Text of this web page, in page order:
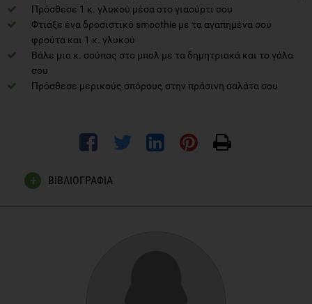
Πρόσθεσε 1 κ. γλυκού μέσα στο γιαούρτι σου
Φτιάξε ένα δροσιστικό smoothie με τα αγαπημένα σου
φρούτα και 1 κ. γλυκού
Βάλε μια κ. σούπας στο μπολ με τα δημητριακά και το γάλα
σου
Πρόσθεσε μερικούς σπόρους στην πράσινη σαλάτα σου
ΒΙΒΛΙΟΓΡΑΦΙΑ